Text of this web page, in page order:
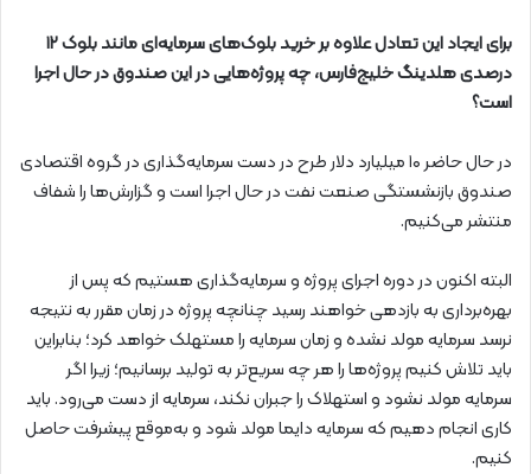
برای ایجاد این تعادل علاوه بر خرید بلوک‌های سرمایه‌ای مانند بلوک ۱۲
درصدی هلدینگ خلیج‌فارس، چه پروژه‌هایی در این صندوق در حال اجرا
است؟
در حال حاضر ۱۰ میلیارد دلار طرح در دست سرمایه‌گذاری در گروه اقتصادی
صندوق بازنشستگی صنعت نفت در حال اجرا است و گزارش‌ها را شفاف
منتشر می‌کنیم.
البته اکنون در دوره اجرای پروژه و سرمایه‌گذاری هستیم که پس از
بهره‌برداری به بازدهی خواهند رسید چنانچه پروژه در زمان مقرر به نتیجه
نرسد سرمایه مولد نشده و زمان سرمایه را مستهلک خواهد کرد؛ بنابراین
باید تلاش کنیم پروژه‌ها را هر چه سریع‌تر به تولید برسانیم؛ زیرا اگر
سرمایه مولد نشود و استهلاک را جبران نکند، سرمایه از دست می‌رود. باید
کاری انجام دهیم که سرمایه دایما مولد شود و به‌موقع پیشرفت حاصل
کنیم.